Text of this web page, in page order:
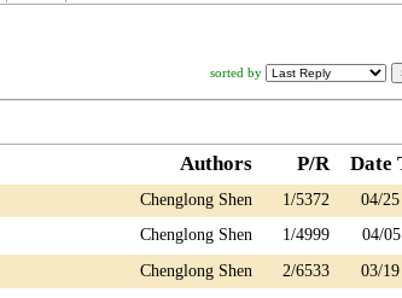
sorted by
Authors P/R Date
Chenglong Shen 1/5372 04/
Chenglong Shen 1/4999 04/
Chenglong Shen 2/6533 03/